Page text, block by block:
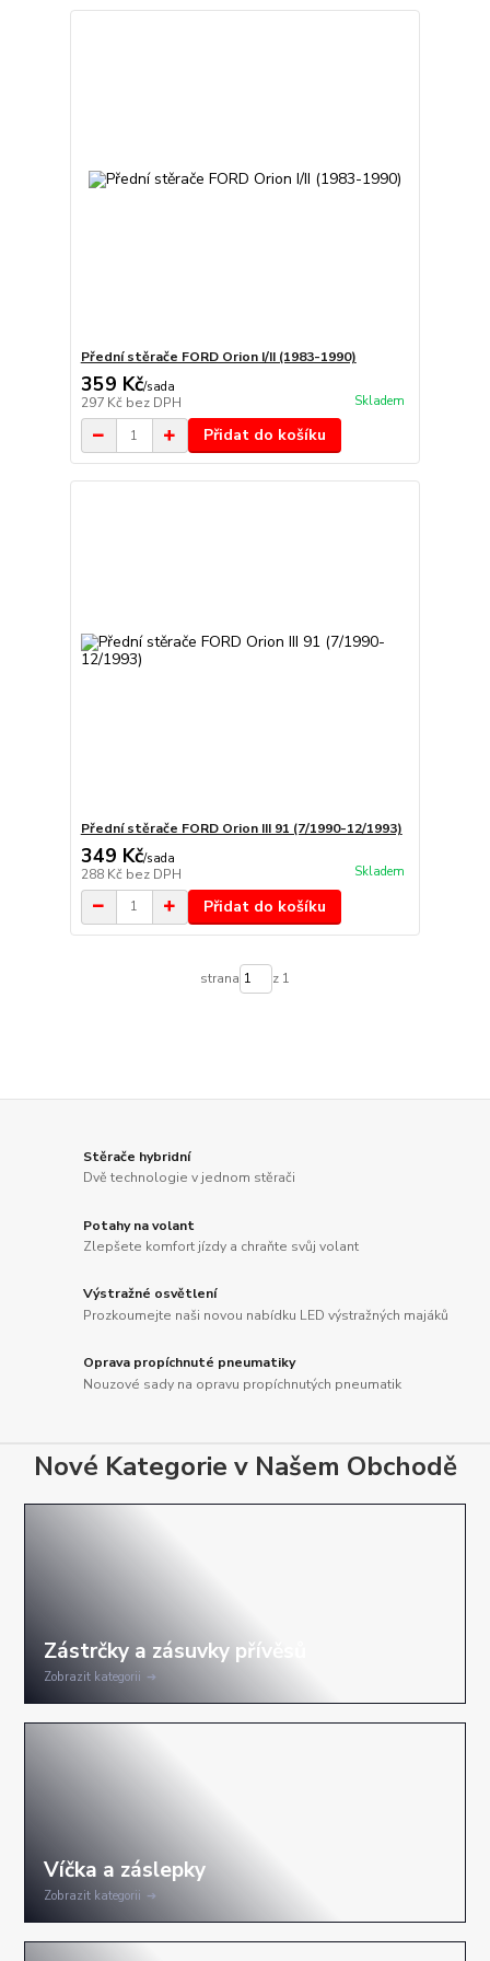
Přední stěrače FORD Orion I/II (1983-1990)
359 Kč/sada
297 Kč bez DPH Skladem
Přidat do košíku
Přední stěrače FORD Orion III 91 (7/1990-12/1993)
349 Kč/sada
288 Kč bez DPH Skladem
Přidat do košíku
strana z 1
Stěrače hybridní
Dvě technologie v jednom stěrači
Potahy na volant
Zlepšete komfort jízdy a chraňte svůj volant
Výstražné osvětlení
Prozkoumejte naši novou nabídku LED výstražných majáků
Oprava propíchnuté pneumatiky
Nouzové sady na opravu propíchnutých pneumatik
Nové Kategorie v Našem Obchodě
Zobrazit kategorii
Zobrazit kategorii